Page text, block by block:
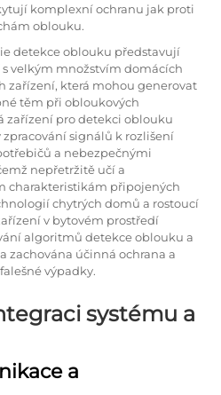
komplexní ochranu jak proti
oblouku.
detekce oblouku představují
velkým množstvím domácích
zařízení, která mohou generovat
těm při obloukových
zařízení pro detekci oblouku
signálů k rozlišení
a nebezpečnými
nepřetržitě učí a
charakteristikám připojených
chytrých domů a rostoucí
v bytovém prostředí
algoritmů detekce oblouku a
zachována účinná ochrana a
výpadky.
systému a
a